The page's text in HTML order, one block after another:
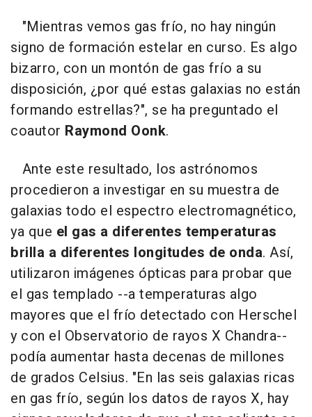
"Mientras vemos gas frío, no hay ningún
signo de formación estelar en curso. Es algo
bizarro, con un montón de gas frío a su
disposición, ¿por qué estas galaxias no están
formando estrellas?", se ha preguntado el
coautor Raymond Oonk.
Ante este resultado, los astrónomos
procedieron a investigar en su muestra de
galaxias todo el espectro electromagnético,
ya que el gas a diferentes temperaturas
brilla a diferentes longitudes de onda. Así,
utilizaron imágenes ópticas para probar que
el gas templado --a temperaturas algo
mayores que el frío detectado con Herschel
y con el Observatorio de rayos X Chandra--
podía aumentar hasta decenas de millones
de grados Celsius. "En las seis galaxias ricas
en gas frío, según los datos de rayos X, hay